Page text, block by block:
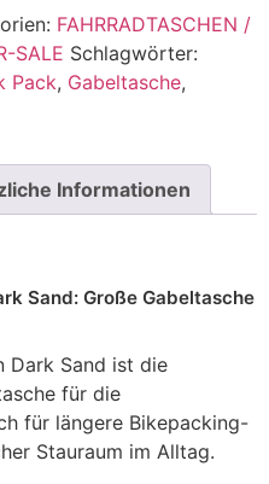
FAHRRADTASCHEN /
SALE Schlagwörter:
Pack, Gabeltasche,
Informationen
Sand: Große Gabeltasche
Dark Sand ist die
für die
für längere Bikepacking-
Stauraum im Alltag.